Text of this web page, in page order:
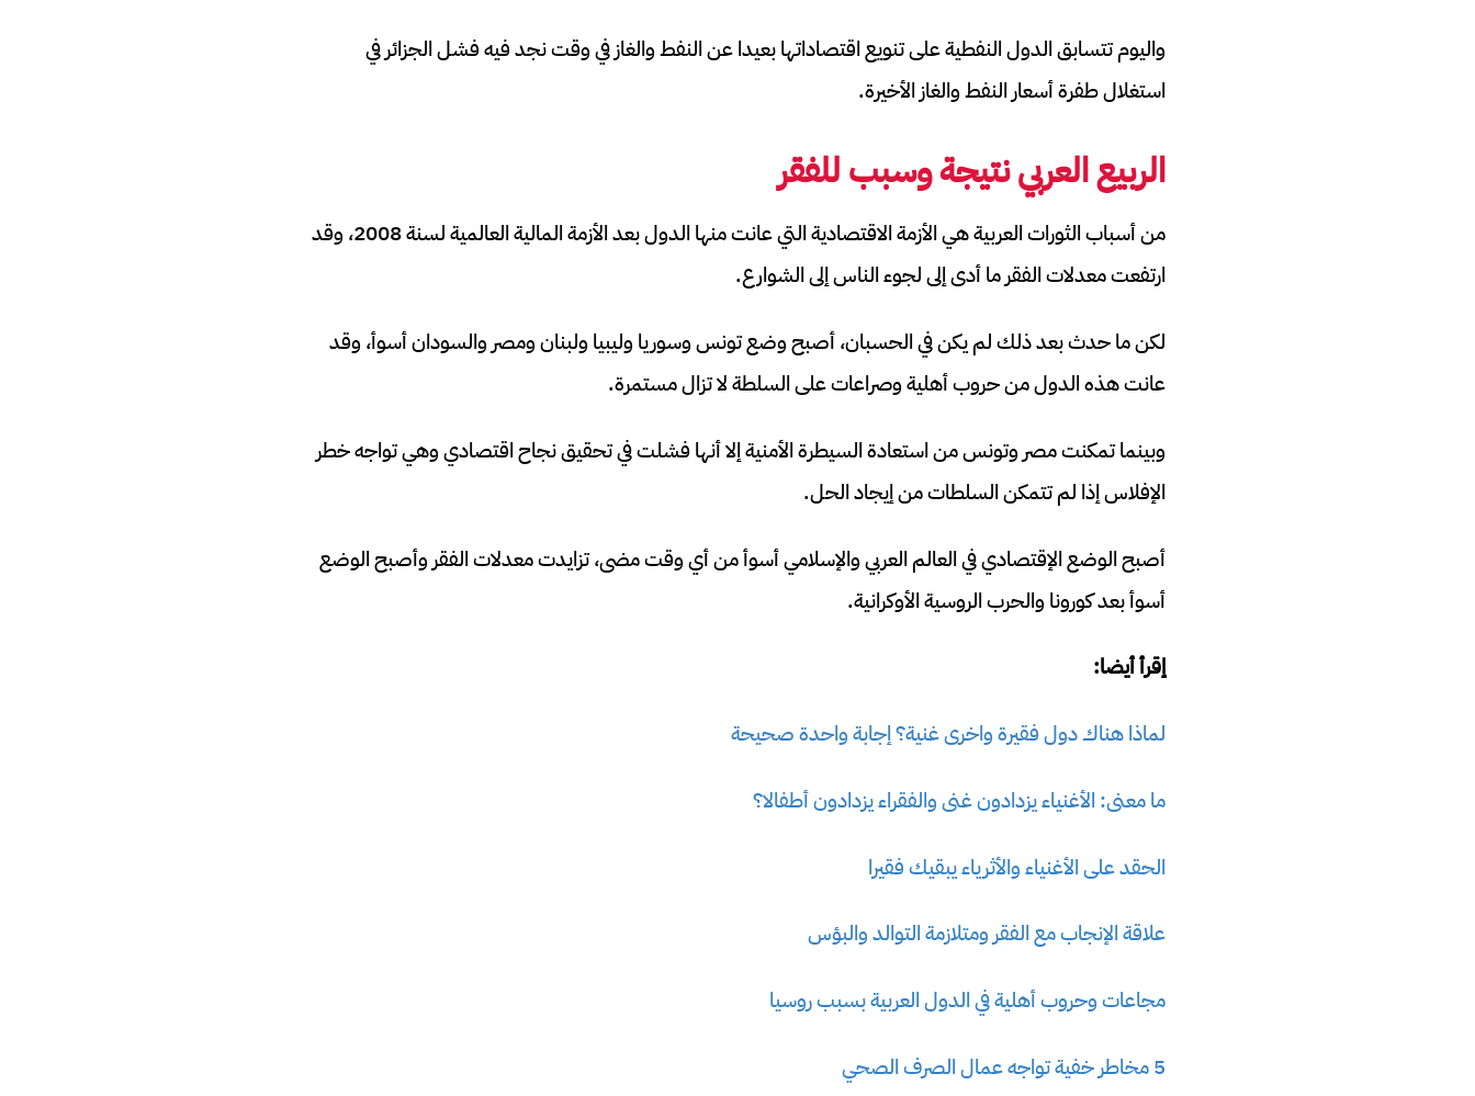
واليوم تتسابق الدول النفطية على تنويع اقتصاداتها بعيدا عن النفط والغاز في وقت نجد فيه فشل الجزائر في
استغلال طفرة أسعار النفط والغاز الأخيرة.
الربيع العربي نتيجة وسبب للفقر
من أسباب الثورات العربية هي الأزمة الاقتصادية التي عانت منها الدول بعد الأزمة المالية العالمية لسنة 2008، وقد
ارتفعت معدلات الفقر ما أدى إلى لجوء الناس إلى الشوارع.
لكن ما حدث بعد ذلك لم يكن في الحسبان، أصبح وضع تونس وسوريا وليبيا ولبنان ومصر والسودان أسوأ، وقد
عانت هذه الدول من حروب أهلية وصراعات على السلطة لا تزال مستمرة.
وبينما تمكنت مصر وتونس من استعادة السيطرة الأمنية إلا أنها فشلت في تحقيق نجاح اقتصادي وهي تواجه خطر
الإفلاس إذا لم تتمكن السلطات من إيجاد الحل.
أصبح الوضع الإقتصادي في العالم العربي والإسلامي أسوأ من أي وقت مضى، تزايدت معدلات الفقر وأصبح الوضع
أسوأ بعد كورونا والحرب الروسية الأوكرانية.
إقرأ أيضا:
لماذا هناك دول فقيرة واخرى غنية؟ إجابة واحدة صحيحة
ما معنى: الأغنياء يزدادون غنى والفقراء يزدادون أطفالا؟
الحقد على الأغنياء والأثرياء يبقيك فقيرا
علاقة الإنجاب مع الفقر ومتلازمة التوالد والبؤس
مجاعات وحروب أهلية في الدول العربية بسبب روسيا
5 مخاطر خفية تواجه عمال الصرف الصحي